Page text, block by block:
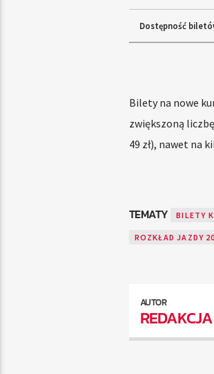
Dostępność
Bilety na nowe
zwiększoną
49 zł), nawet na
TEMATY BILETY
ROZKŁAD JAZDY
AUTOR